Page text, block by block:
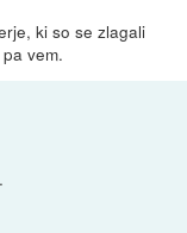
ki so se zlagali
vem.